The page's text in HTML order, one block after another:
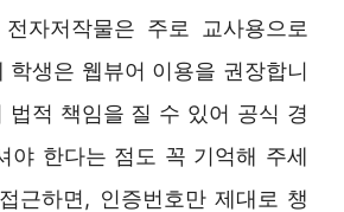
자저작물은 주로 교사용으로
학생은 웹뷰어 이용을 권장합니
법적 책임을 질 수 있어 공식 경
야 한다는 점도 꼭 기억해 주세
근하면, 인증번호만 제대로 챙